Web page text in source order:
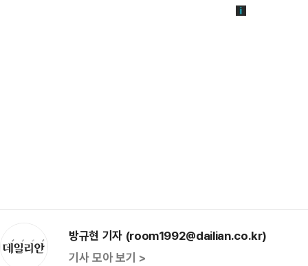
방규현 기자 (room1992@dailian.co.kr)
기사 모아 보기 >